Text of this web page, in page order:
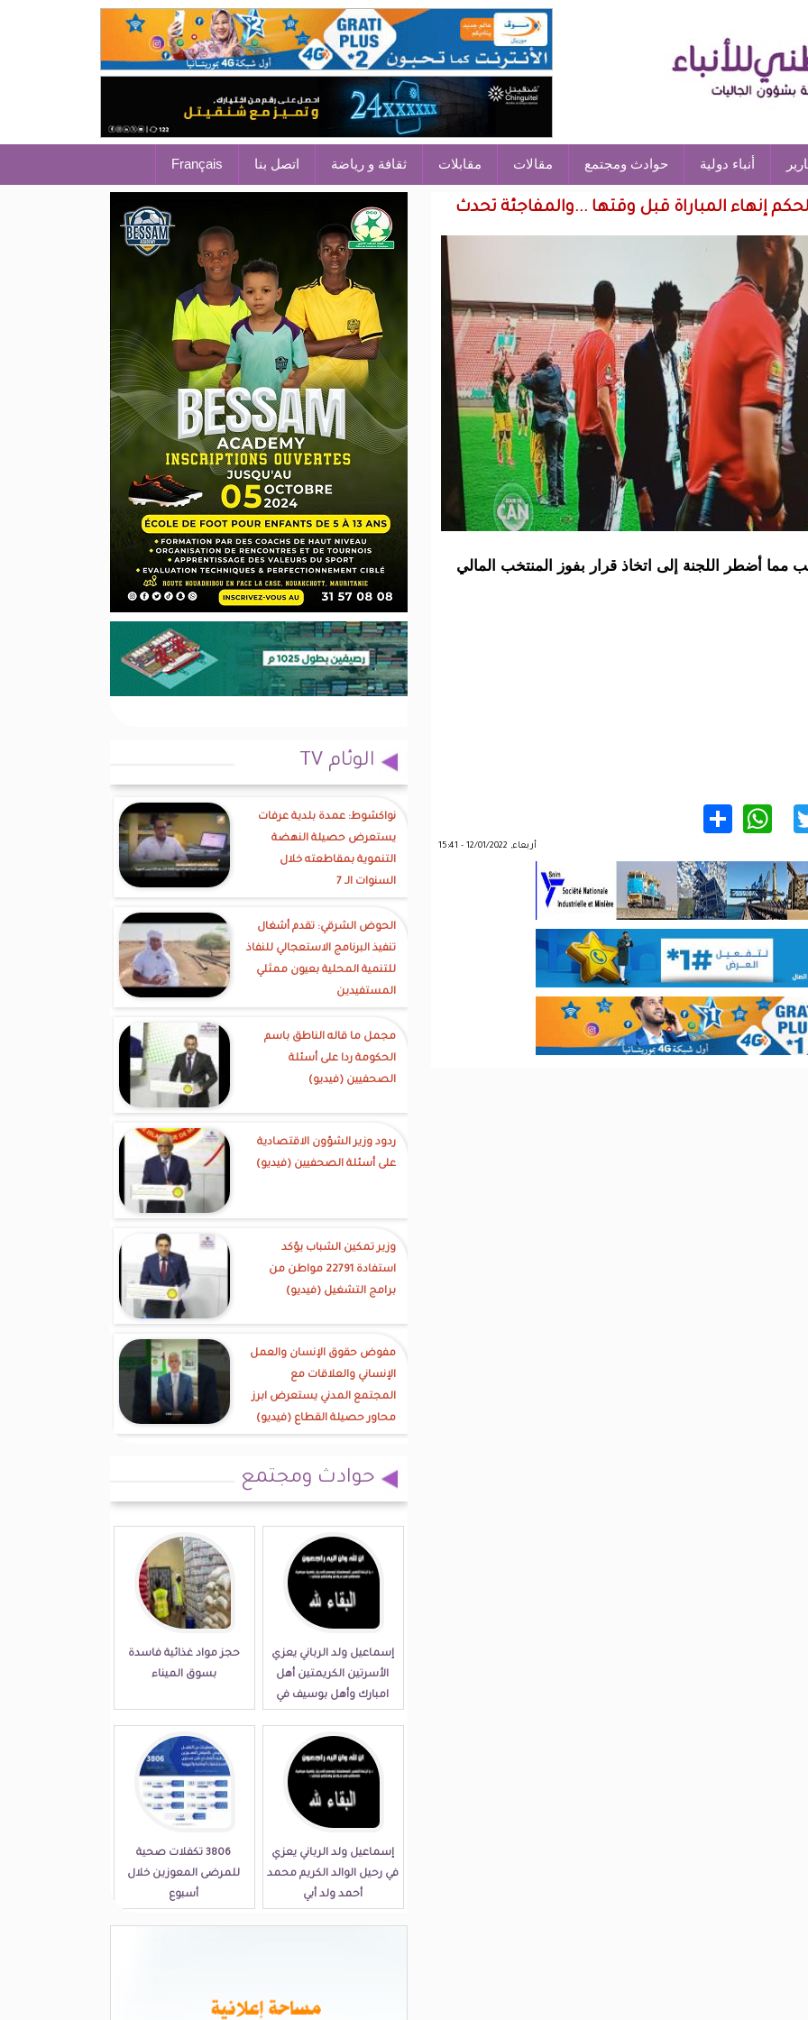
أنباء دولية حوادث ومجتمع مقالات مقابلات ثقافة و رياضة اتصل بنا Français
إنهاء المباراة قبل وقتها ...والمفاجئة تحدث
أضطر اللجنة إلى اتخاذ قرار بفوز المنتخب المالي
Twitter
WhatsApp
أربعاء, 12/01/2022 - 15:41
الوئام TV
نواكشوط: عمدة بلدية عرفات
يستعرض حصيلة النهضة
التنموية بمقاطعته خلال
السنوات الـ 7
الحوض الشرقي: تقدم أشغال
تنفيذ البرنامج الاستعجالي للنفاذ
للتنمية المحلية بعيون ممثلي
المستفيدين
مجمل ما قاله الناطق باسم
الحكومة ردا على أسئلة
الصحفيين (فيديو)
ردود وزير الشؤون الاقتصادية
على أسئلة الصحفيين (فيديو)
وزير تمكين الشباب يؤكد
استفادة 22791 مواطن من
برامج التشغيل (فيديو)
مفوض حقوق الإنسان والعمل
الإنساني والعلاقات مع
المجتمع المدني يستعرض ابرز
محاور حصيلة القطاع (فيديو)
حوادث ومجتمع
إسماعيل ولد الرباني يعزي
الأسرتين الكريمتين أهل
امبارك وأهل بوسيف في
حجز مواد غذائية فاسدة
بسوق الميناء
إسماعيل ولد الرباني يعزي
في رحيل الوالد الكريم محمد
أحمد ولد أبي
3806 تكفلات صحية
للمرضى المعوزين خلال
أسبوع